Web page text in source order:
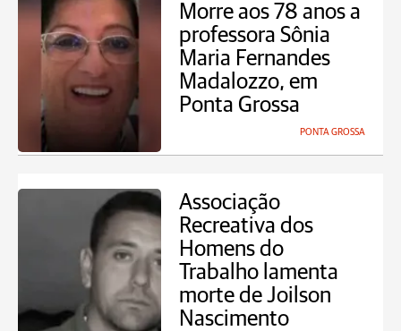
Morre aos 78 anos a
professora Sônia
Maria Fernandes
Madalozzo, em
Ponta Grossa
PONTA GROSSA
Associação
Recreativa dos
Homens do
Trabalho lamenta
morte de Joilson
Nascimento